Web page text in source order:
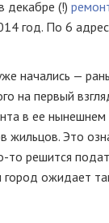
декабре (!)
год. По 6
начались —
на первый
в ее нынешнем
жильцов. Это
то решится
ожидает